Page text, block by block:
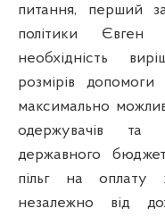
питання, перший
політики Євген
необхідність
розмірів
максимально
одержувачів та
державного
пільг на оплату
незалежно від